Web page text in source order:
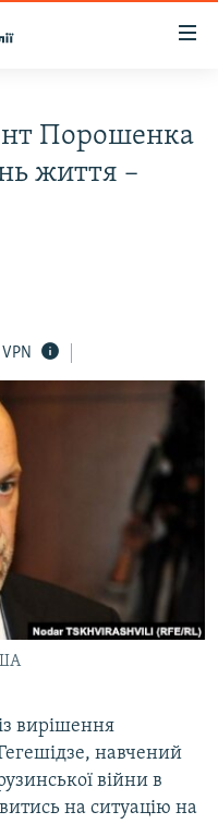
Порошенка
життя –
вирішення
навчений
війни в
на ситуацію на